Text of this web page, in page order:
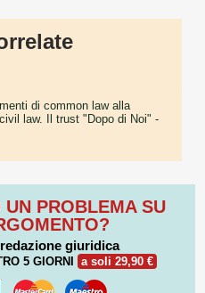
di common law alla
law. Il trust "Dopo di Noi" -
PROBLEMA SU
giuridica
5 GIORNI a soli 29,90 €